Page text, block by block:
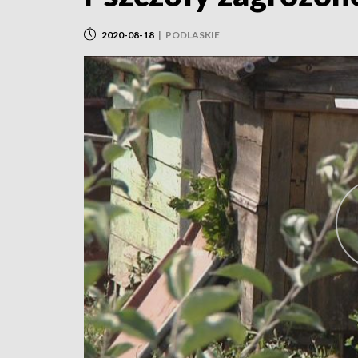
2020-08-18 | PODLASKIE